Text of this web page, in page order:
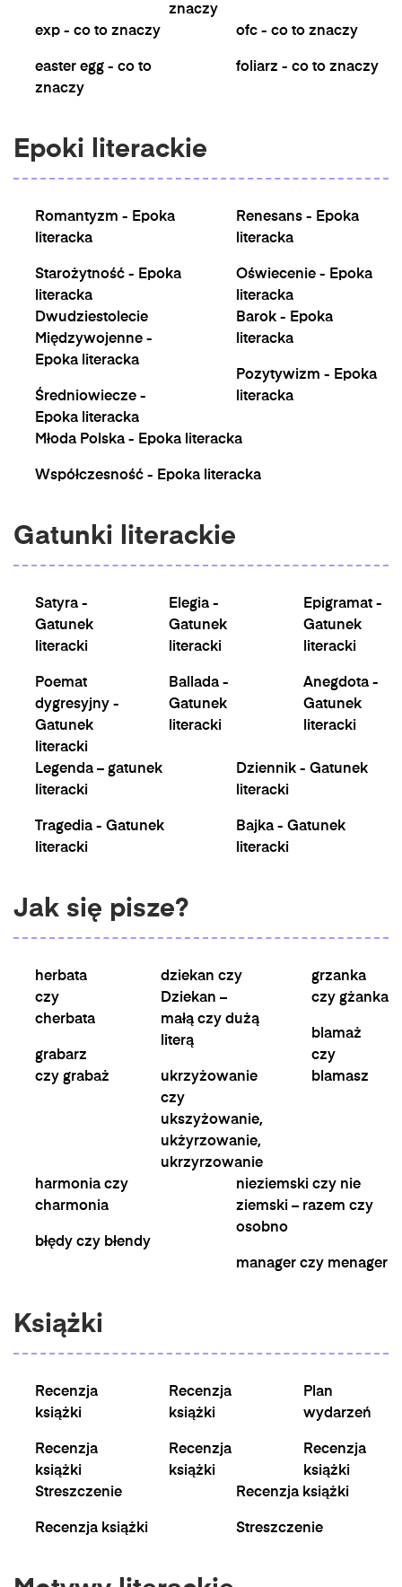
znaczy
exp - co to znaczy
easter egg - co to
znaczy
ofc - co to znaczy
foliarz - co to znaczy
Epoki literackie
Romantyzm - Epoka
literacka
Starożytność - Epoka
literacka
Renesans - Epoka
literacka
Oświecenie - Epoka
literacka
Dwudziestolecie
Międzywojenne -
Epoka literacka
Średniowiecze -
Epoka literacka
Barok - Epoka
literacka
Pozytywizm - Epoka
literacka
Młoda Polska - Epoka literacka
Współczesność - Epoka literacka
Gatunki literackie
Satyra -
Gatunek
literacki
Poemat
dygresyjny -
Gatunek
literacki
Elegia -
Gatunek
literacki
Ballada -
Gatunek
literacki
Epigramat -
Gatunek
literacki
Anegdota -
Gatunek
literacki
Legenda – gatunek
literacki
Tragedia - Gatunek
literacki
Dziennik - Gatunek
literacki
Bajka - Gatunek
literacki
Jak się pisze?
herbata
czy
cherbata
grabarz
czy grabaż
dziekan czy
Dziekan –
małą czy dużą
literą
ukrzyżowanie
czy
ukszyżowanie,
ukżyrzowanie,
ukrzyrzowanie
grzanka
czy gżanka
blamaż
czy
blamasz
harmonia czy
charmonia
błędy czy błendy
nieziemski czy nie
ziemski – razem czy
osobno
manager czy menager
Książki
Recenzja
książki
Recenzja
książki
Recenzja
książki
Recenzja
książki
Plan
wydarzeń
Recenzja
książki
Streszczenie
Recenzja książki
Recenzja książki
Streszczenie